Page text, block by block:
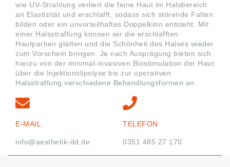
wie UV-Strahlung verliert die feine Haut im Halsbereich
an Elastizität und erschlafft, sodass sich störende Falten
bilden oder ein unvorteilhaftes Doppelkinn entsteht. Mit
einer Halsstraffung können wir die erschlafften
Hautpartien glätten und die Schönheit des Halses wieder
zum Vorschein bringen. Je nach Ausprägung bieten sich
hierzu von der minimal-invasiven Biostimulation der Haut
über die Injektionslipolyse bis zur operativen
Halsstraffung verschiedene Behandlungsformen an.
E-MAIL
info@aesthetik-dd.de
TELEFON
0351 485 27 170